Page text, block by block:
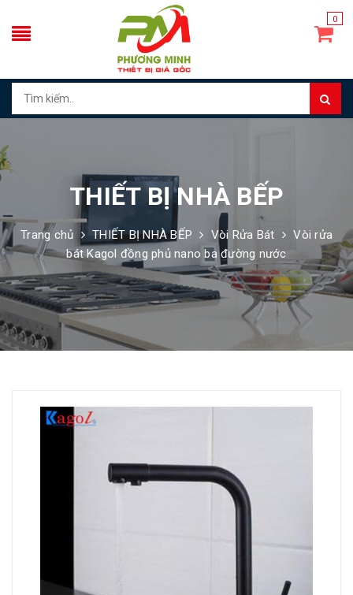
0
THIẾT BỊ NHÀ BẾP
Trang chủ THIẾT BỊ NHÀ BẾP Vòi Rửa Bát
Vòi rửa
bát Kagol đồng phủ nano ba đường nước